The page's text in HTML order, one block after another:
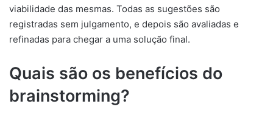
viabilidade das mesmas. Todas as sugestões são
registradas sem julgamento, e depois são avaliadas e
refinadas para chegar a uma solução final.
Quais são os benefícios do
brainstorming?